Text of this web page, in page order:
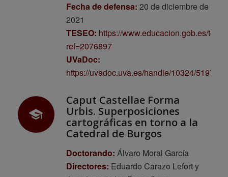
Fecha de defensa: 20 de diciembre de
2021
TESEO: https://www.educacion.gob.es/
ref=2076897
UVaDoc:
https://uvadoc.uva.es/handle/10324/51970
Caput Castellae Forma
Urbis. Superposiciones
cartográficas en torno a la
Catedral de Burgos
Doctorando: Álvaro Moral García
Directores: Eduardo Carazo Lefort y